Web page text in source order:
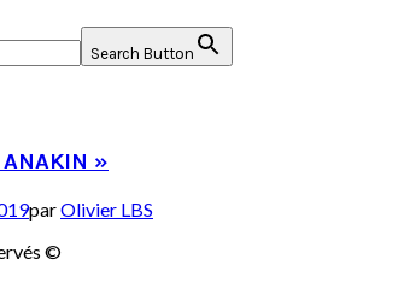
Search Button
ANAKIN »
parOlivier LBS
©